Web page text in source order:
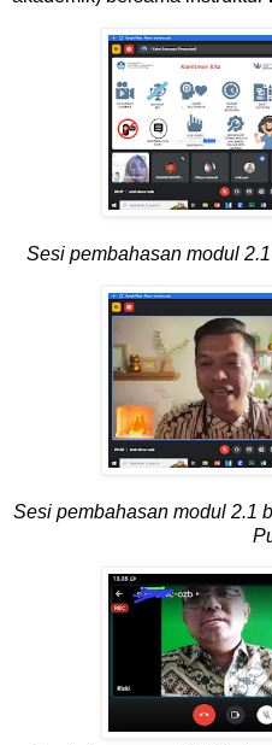
Sesi pembahasan modul 2.1
Sesi pembahasan modul 2.1